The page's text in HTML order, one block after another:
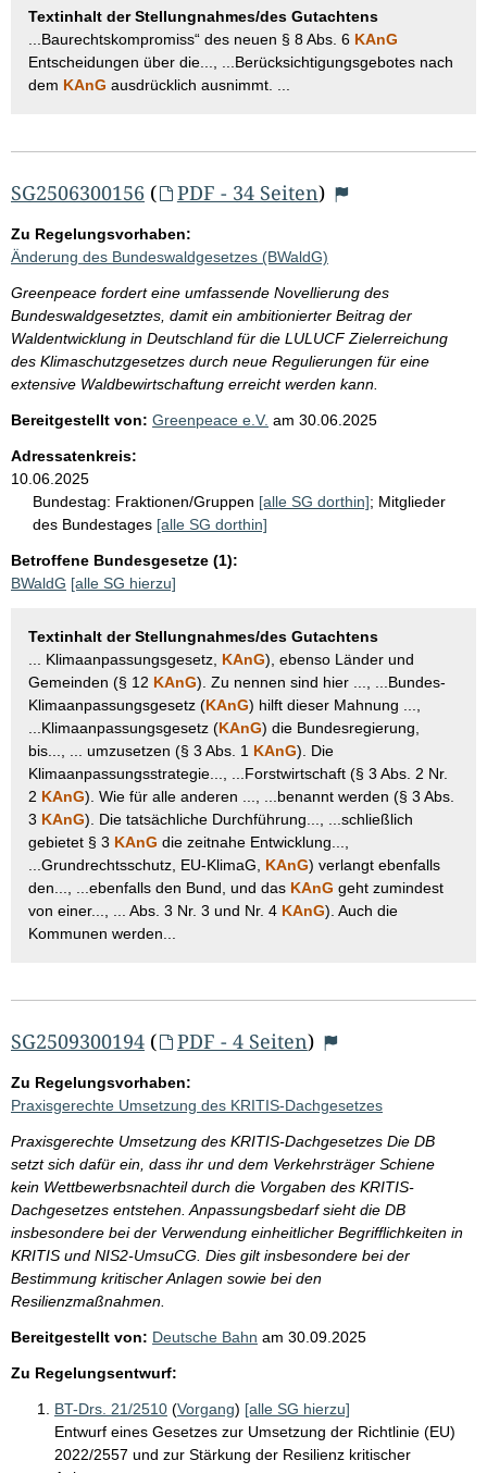
Textinhalt der Stellungnahmes/des Gutachtens
...Baurechtskompromiss“ des neuen § 8 Abs. 6 KAnG
Entscheidungen über die..., ...Berücksichtigungsgebotes nach
dem KAnG ausdrücklich ausnimmt. ...
SG2506300156 ( PDF - 34 Seiten)
Zu Regelungsvorhaben:
Änderung des Bundeswaldgesetzes (BWaldG)
Greenpeace fordert eine umfassende Novellierung des
Bundeswaldgesetztes, damit ein ambitionierter Beitrag der
Waldentwicklung in Deutschland für die LULUCF Zielerreichung
des Klimaschutzgesetzes durch neue Regulierungen für eine
extensive Waldbewirtschaftung erreicht werden kann.
Bereitgestellt von: Greenpeace e.V. am 30.06.2025
Adressatenkreis:
10.06.2025
Bundestag: Fraktionen/Gruppen [alle SG dorthin]; Mitglieder
des Bundestages [alle SG dorthin]
Betroffene Bundesgesetze (1):
BWaldG [alle SG hierzu]
Textinhalt der Stellungnahmes/des Gutachtens
... Klimaanpassungsgesetz, KAnG), ebenso Länder und
Gemeinden (§ 12 KAnG). Zu nennen sind hier ..., ...Bundes-
Klimaanpassungsgesetz (KAnG) hilft dieser Mahnung ...,
...Klimaanpassungsgesetz (KAnG) die Bundesregierung,
bis..., ... umzusetzen (§ 3 Abs. 1 KAnG). Die
Klimaanpassungsstrategie..., ...Forstwirtschaft (§ 3 Abs. 2 Nr.
2 KAnG). Wie für alle anderen ..., ...benannt werden (§ 3 Abs.
3 KAnG). Die tatsächliche Durchführung..., ...schließlich
gebietet § 3 KAnG die zeitnahe Entwicklung...,
...Grundrechtsschutz, EU-KlimaG, KAnG) verlangt ebenfalls
den..., ...ebenfalls den Bund, und das KAnG geht zumindest
von einer..., ... Abs. 3 Nr. 3 und Nr. 4 KAnG). Auch die
Kommunen werden...
SG2509300194 ( PDF - 4 Seiten)
Zu Regelungsvorhaben:
Praxisgerechte Umsetzung des KRITIS-Dachgesetzes
Praxisgerechte Umsetzung des KRITIS-Dachgesetzes Die DB
setzt sich dafür ein, dass ihr und dem Verkehrsträger Schiene
kein Wettbewerbsnachteil durch die Vorgaben des KRITIS-
Dachgesetzes entstehen. Anpassungsbedarf sieht die DB
insbesondere bei der Verwendung einheitlicher Begrifflichkeiten in
KRITIS und NIS2-UmsuCG. Dies gilt insbesondere bei der
Bestimmung kritischer Anlagen sowie bei den
Resilienzmaßnahmen.
Bereitgestellt von: Deutsche Bahn am 30.09.2025
Zu Regelungsentwurf:
BT-Drs. 21/2510 (Vorgang) [alle SG hierzu]
Entwurf eines Gesetzes zur Umsetzung der Richtlinie (EU)
2022/2557 und zur Stärkung der Resilienz kritischer